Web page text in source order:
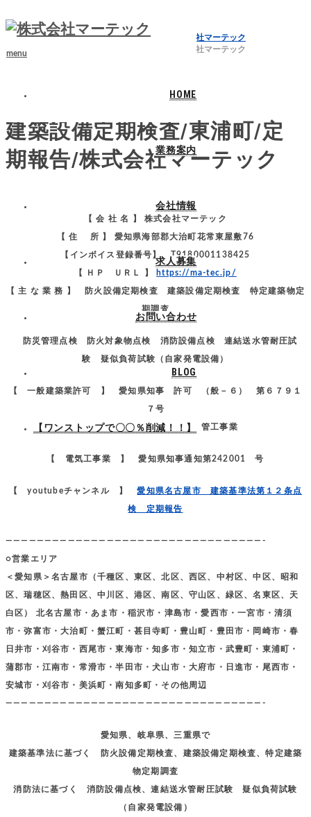
menu
HOME
業務案内
会社情報
求人募集
お問い合わせ
BLOG
【ワンストップで〇〇％削減！！】
ブログ
建築設備定期検査/東浦町/定期報告/株式会社マーテック
建築設備定期検査/東浦町/定期報告/株式会社マーテック
建築設備定期検査/東浦町/定
期報告/株式会社マーテック
【 会 社 名 】 株式会社マーテック
【 住 所 】 愛知県海部郡大治町花常東屋敷76
【インボイス登録番号】 T9180001138425
【 ＨＰ ＵＲＬ 】 https://ma-tec.jp/
【 主 な 業 務 】 防火設備定期検査 建築設備定期検査 特定建築物定
期調査
防災管理点検 防火対象物点検 消防設備点検 連結送水管耐圧試
験 疑似負荷試験（自家発電設備）
【 一般建築業許可 】 愛知県知事 許可 （般－６） 第６７９１
７号
消防施設工事業、電気工事業、管工事業
【 電気工事業 】 愛知県知事通知第242001 号
【 youtubeチャンネル 】愛知県名古屋市 建築基準法第１２条点
検 定期報告
—————————————————————————————————-
○営業エリア
＜愛知県＞名古屋市（千種区、東区、北区、西区、中村区、中区、昭和
区、瑞穂区、熱田区、中川区、港区、南区、守山区、緑区、名東区、天
白区） 北名古屋市・あま市・稲沢市・津島市・愛西市・一宮市・清須
市・弥富市・大治町・蟹江町・甚目寺町・豊山町・豊田市・岡崎市・春
日井市・刈谷市・西尾市・東海市・知多市・知立市・武豊町・東浦町・
蒲郡市・江南市・常滑市・半田市・犬山市・大府市・日進市・尾西市・
安城市・刈谷市・美浜町・南知多町・その他周辺
—————————————————————————————————-
愛知県、岐阜県、三重県で
建築基準法に基づく 防火設備定期検査、建築設備定期検査、特定建築
物定期調査
消防法に基づく 消防設備点検、連結送水管耐圧試験 疑似負荷試験
（自家発電設備）